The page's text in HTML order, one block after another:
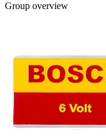
Group overview